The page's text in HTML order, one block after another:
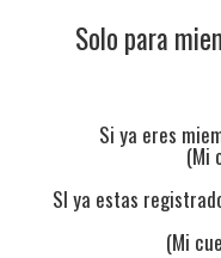
Solo para
Si ya eres
(Mi
SI ya estas
(Mi